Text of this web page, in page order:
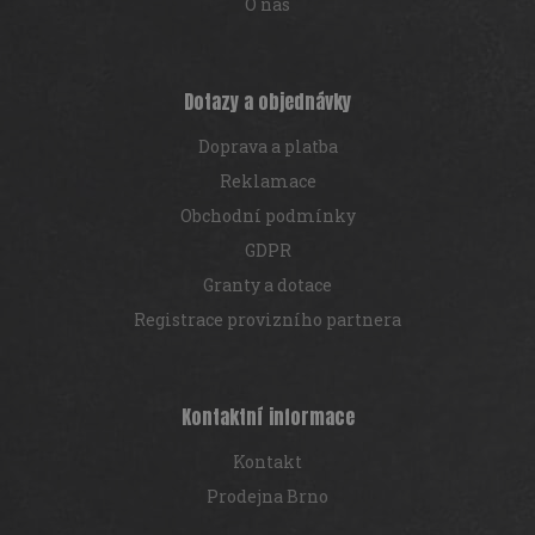
Dotazy a objednávky
Doprava a platba
Reklamace
Obchodní podmínky
GDPR
Granty a dotace
Registrace provizního partnera
Kontaktní informace
Kontakt
Prodejna Brno